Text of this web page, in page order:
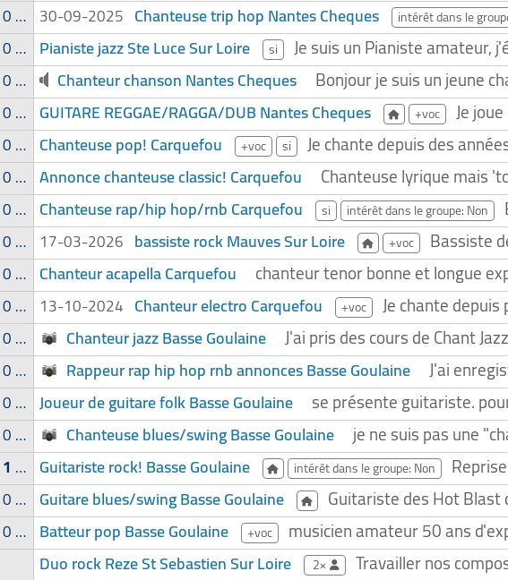
dans 0 groupe 30-09-2025 Chanteuse trip hop Nantes Cheques intérêt dans le
dans 0 groupe Pianiste jazz Ste Luce Sur Loire si Je suis un Pianiste amateur,
dans 0 groupe Chanteur chanson Nantes Cheques Bonjour je suis un jeune
dans 0 groupe GUITARE REGGAE/RAGGA/DUB Nantes Cheques +voc Je
dans 0 groupe Chanteuse pop! Carquefou +voc si Je chante depuis des
dans 0 groupe Annonce chanteuse classic! Carquefou Chanteuse lyrique mais
dans 0 groupe Chanteuse rap/hip hop/rnb Carquefou si intérêt dans le groupe: Non
dans 0 groupe 17-03-2026 bassiste rock Mauves Sur Loire +voc Bassiste
dans 0 groupe Chanteur acapella Carquefou chanteur tenor bonne et longue
dans 0 groupe 13-10-2024 Chanteur electro Carquefou +voc Je chante
dans 0 groupe Chanteur jazz Basse Goulaine J'ai pris des cours de Chant
dans 0 groupe Rappeur rap hip hop rnb annonces Basse Goulaine J'ai
dans 0 groupe Joueur de guitare folk Basse Goulaine se présente guitariste.
dans 0 groupe Chanteuse blues/swing Basse Goulaine je ne suis pas une
1 Guitariste rock! Basse Goulaine intérêt dans le groupe: Non
dans 0 groupe Guitare blues/swing Basse Goulaine Guitariste des Hot Blast
dans 0 groupe Batteur pop Basse Goulaine +voc musicien amateur 50 ans
Duo rock Reze St Sebastien Sur Loire 2× Travailler nos